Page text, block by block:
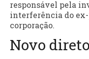
responsável pela
interferência do
corporação.
Novo